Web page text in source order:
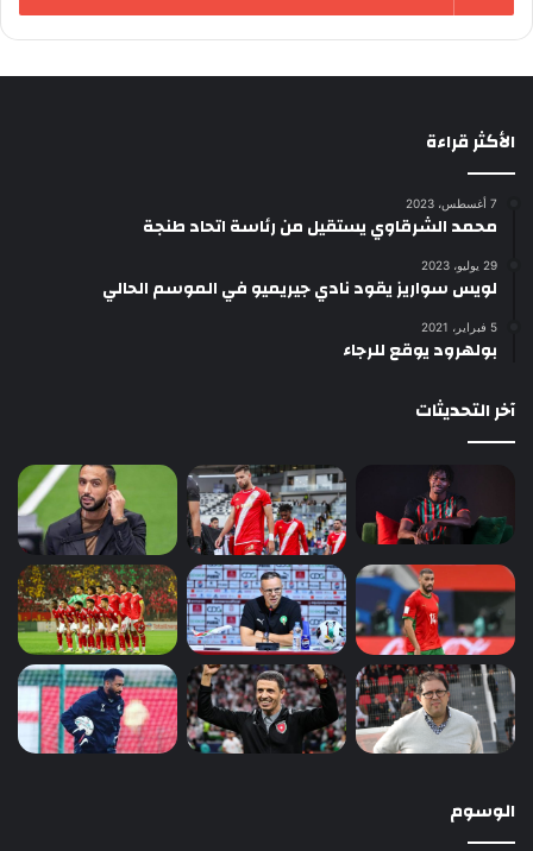
الأكثر قراءة
7 أغسطس، 2023
محمد الشرقاوي يستقيل من رئاسة اتحاد طنجة
29 يوليو، 2023
لويس سواريز يقود نادي جيريميو في الموسم الحالي
5 فبراير، 2021
بولهرود يوقع للرجاء
آخر التحديثات
الوسوم